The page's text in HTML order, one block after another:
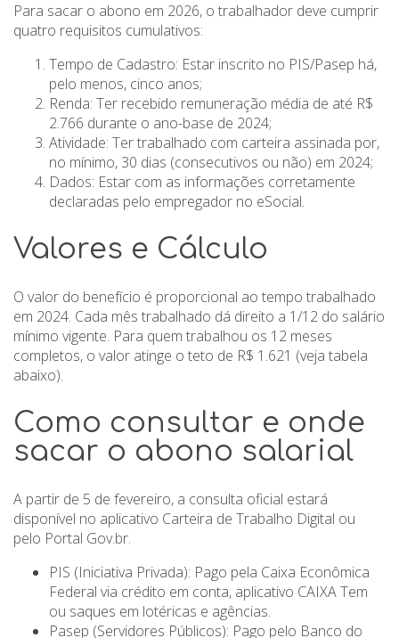
Para sacar o abono em 2026, o trabalhador deve cumprir
quatro requisitos cumulativos:
Tempo de Cadastro: Estar inscrito no PIS/Pasep há,
pelo menos, cinco anos;
Renda: Ter recebido remuneração média de até R$
2.766 durante o ano-base de 2024;
Atividade: Ter trabalhado com carteira assinada por,
no mínimo, 30 dias (consecutivos ou não) em 2024;
Dados: Estar com as informações corretamente
declaradas pelo empregador no eSocial.
Valores e Cálculo
O valor do benefício é proporcional ao tempo trabalhado
em 2024. Cada mês trabalhado dá direito a 1/12 do salário
mínimo vigente. Para quem trabalhou os 12 meses
completos, o valor atinge o teto de R$ 1.621 (veja tabela
abaixo).
Como consultar e onde
sacar o abono salarial
A partir de 5 de fevereiro, a consulta oficial estará
disponível no aplicativo Carteira de Trabalho Digital ou
pelo Portal Gov.br.
PIS (Iniciativa Privada): Pago pela Caixa Econômica
Federal via crédito em conta, aplicativo CAIXA Tem
ou saques em lotéricas e agências.
Pasep (Servidores Públicos): Pago pelo Banco do